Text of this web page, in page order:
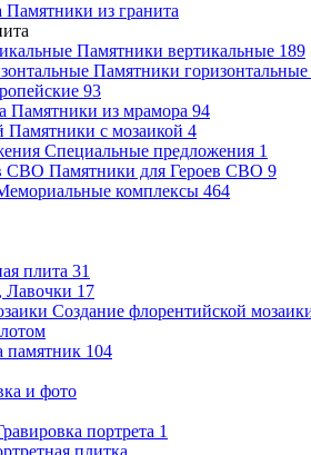
Памятники из гранита
Памятники вертикальные 189
Памятники горизонтальные
93
Памятники из мрамора 94
Памятники с мозаикой 4
Специальные предложения 1
Памятники для Героев СВО 9
комплексы 464
плита 31
Лавочки 17
Создание флорентийской
памятник 104
и фото
портрета 1
плитка